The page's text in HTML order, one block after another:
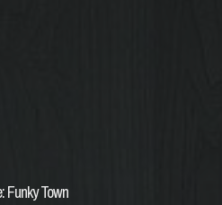
Funky Town